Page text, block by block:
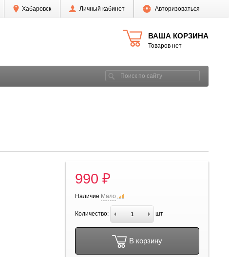
Хабаровск Личный кабинет Авторизоваться
ВАША КОРЗИНА
Товаров нет
990 ₽
Наличие Мало
Количество: шт
В корзину